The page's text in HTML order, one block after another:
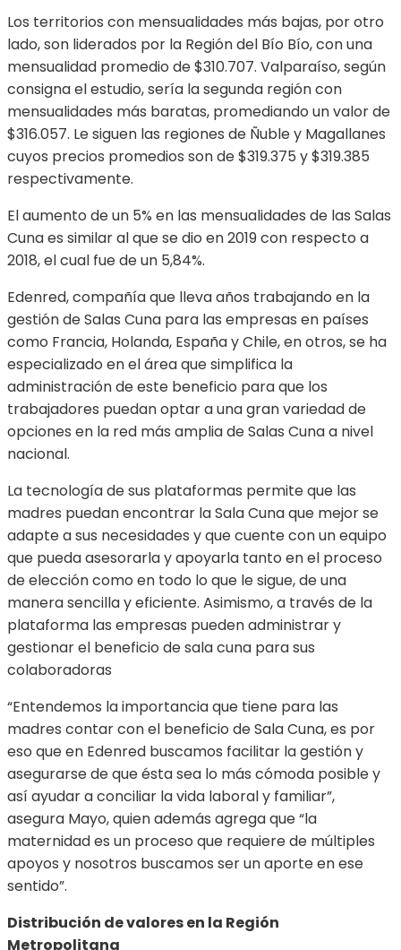
Los territorios con mensualidades más bajas, por otro
lado, son liderados por la Región del Bío Bío, con una
mensualidad promedio de $310.707. Valparaíso, según
consigna el estudio, sería la segunda región con
mensualidades más baratas, promediando un valor de
$316.057. Le siguen las regiones de Ñuble y Magallanes
cuyos precios promedios son de $319.375 y $319.385
respectivamente.
El aumento de un 5% en las mensualidades de las Salas
Cuna es similar al que se dio en 2019 con respecto a
2018, el cual fue de un 5,84%.
Edenred, compañía que lleva años trabajando en la
gestión de Salas Cuna para las empresas en países
como Francia, Holanda, España y Chile, en otros, se ha
especializado en el área que simplifica la
administración de este beneficio para que los
trabajadores puedan optar a una gran variedad de
opciones en la red más amplia de Salas Cuna a nivel
nacional.
La tecnología de sus plataformas permite que las
madres puedan encontrar la Sala Cuna que mejor se
adapte a sus necesidades y que cuente con un equipo
que pueda asesorarla y apoyarla tanto en el proceso
de elección como en todo lo que le sigue, de una
manera sencilla y eficiente. Asimismo, a través de la
plataforma las empresas pueden administrar y
gestionar el beneficio de sala cuna para sus
colaboradoras
“Entendemos la importancia que tiene para las
madres contar con el beneficio de Sala Cuna, es por
eso que en Edenred buscamos facilitar la gestión y
asegurarse de que ésta sea lo más cómoda posible y
así ayudar a conciliar la vida laboral y familiar”,
asegura Mayo, quien además agrega que “la
maternidad es un proceso que requiere de múltiples
apoyos y nosotros buscamos ser un aporte en ese
sentido”.
Distribución de valores en la Región
Metropolitana